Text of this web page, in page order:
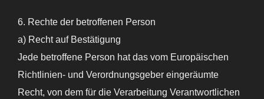
6. Rechte der betroffenen Person
a) Recht auf Bestätigung
Jede betroffene Person hat das vom Europäischen
Richtlinien- und Verordnungsgeber eingeräumte
Recht, von dem für die Verarbeitung Verantwortlichen